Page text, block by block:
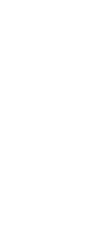
珠 7.0-7.
ピアス
輝き!花珠あ
ドピアスで